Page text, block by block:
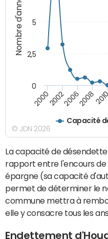
Nombre d'années
Capacité
20002002200620082010
0
2,5
5
© JDN 2026
La capacité de
rapport entre l'encours de
épargne (sa capacité
permet de déterminer le
commune mettra à
elle y consacre tous les
Endettement